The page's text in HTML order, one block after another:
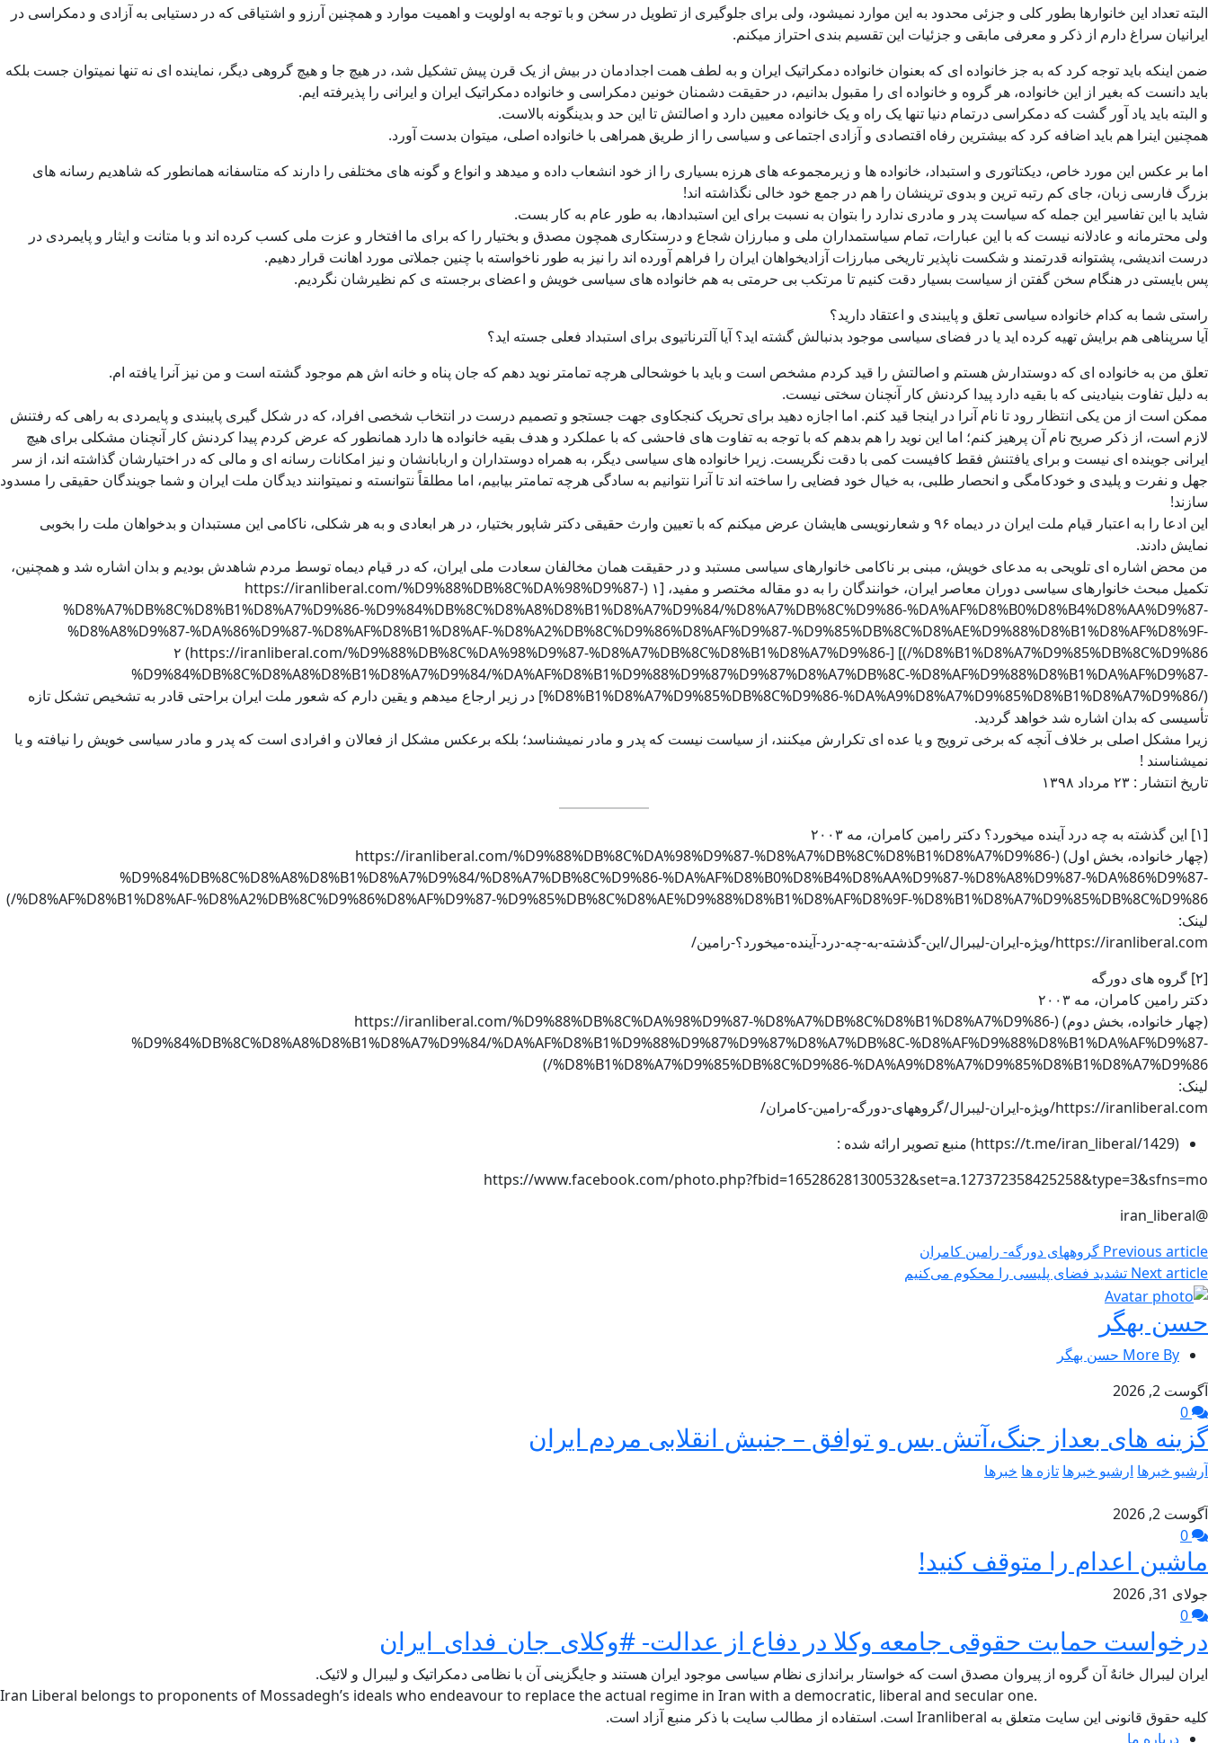
البته تعداد این خانوارها بطور کلی و جزئی محدود به این موارد نمیشود، ولی برای جلوگیری از تطویل در سخن و با توجه به اولویت و اهمیت موارد و همچنین آرزو و اشتیاقی که در دستیابی به آزادی و دمکراسی در
ایرانیان سراغ دارم از ذکر و معرفی مابقی و جزئیات این تقسیم بندی احتراز میکنم.
ضمن اینکه باید توجه کرد که به جز خانواده ای که بعنوان خانواده دمکراتیک ایران و به لطف همت اجدادمان در بیش از یک قرن پیش تشکیل شد، در هیچ جا و هیچ گروهی دیگر، نماینده ای نه تنها نمیتوان جست بلکه
باید دانست که بغیر از این خانواده، هر گروه و خانواده ای را مقبول بدانیم، در حقیقت دشمنان خونین دمکراسی و خانواده دمکراتیک ایران و ایرانی را پذیرفته ایم.
و البته باید یاد آور گشت که دمکراسی درتمام دنیا تنها یک راه و یک خانواده معیین دارد و اصالتش تا این حد و بدینگونه بالاست.
همچنین اینرا هم باید اضافه کرد که بیشترین رفاه اقتصادی و آزادی اجتماعی و سیاسی را از طریق همراهی با خانواده اصلی، میتوان بدست آورد.
اما بر عکس این مورد خاص، دیکتاتوری و استبداد، خانواده ها و زیرمجموعه های هرزه بسیاری را از خود انشعاب داده و میدهد و انواع و گونه های مختلفی را دارند که متاسفانه همانطور که شاهدیم رسانه های
بزرگ فارسی زبان، جای کم رتبه ترین و بدوی ترینشان را هم در جمع خود خالی نگذاشته اند!
شاید با این تفاسیر این جمله که سیاست پدر و مادری ندارد را بتوان به نسبت برای این استبدادها، به طور عام به کار بست.
ولی محترمانه و عادلانه نیست که با این عبارات، تمام سیاستمداران ملی و مبارزان شجاع و درستکاری همچون مصدق و بختیار را که برای ما افتخار و عزت ملی کسب کرده اند و با متانت و ایثار و پایمردی در
درست اندیشی، پشتوانه قدرتمند و شکست ناپذیر تاریخی مبارزات آزادیخواهان ایران را فراهم آورده اند را نیز به طور ناخواسته با چنین جملاتی مورد اهانت قرار دهیم.
پس بایستی در هنگام سخن گفتن از سیاست بسیار دقت کنیم تا مرتکب بی حرمتی به هم خانواده های سیاسی خویش و اعضای برجسته ی کم نظیرشان نگردیم.
راستی شما به کدام خانواده سیاسی تعلق و پایبندی و اعتقاد دارید؟
آیا سرپناهی هم برایش تهیه کرده اید یا در فضای سیاسی موجود بدنبالش گشته اید؟ آیا آلترناتیوی برای استبداد فعلی جسته اید؟
تعلق من به خانواده ای که دوستدارش هستم و اصالتش را قید کردم مشخص است و باید با خوشحالی هرچه تمامتر نوید دهم که جان پناه و خانه اش هم موجود گشته است و من نیز آنرا یافته ام.
به دلیل تفاوت بنیادینی که با بقیه دارد پیدا کردنش کار آنچنان سختی نیست.
ممکن است از من یکی انتظار رود تا نام آنرا در اینجا قید کنم. اما اجازه دهید برای تحریک کنجکاوی جهت جستجو و تصمیم درست در انتخاب شخصی افراد، که در شکل گیری پایبندی و پایمردی به راهی که رفتنش
لازم است، از ذکر صریح نام آن پرهیز کنم؛ اما این نوید را هم بدهم که با توجه به تفاوت های فاحشی که با عملکرد و هدف بقیه خانواده ها دارد همانطور که عرض کردم پیدا کردنش کار آنچنان مشکلی برای هیچ
ایرانی جوینده ای نیست و برای یافتنش فقط کافیست کمی با دقت نگریست. زیرا خانواده های سیاسی دیگر، به همراه دوستداران و اربابانشان و نیز امکانات رسانه ای و مالی که در اختیارشان گذاشته اند، از سر
جهل و نفرت و پلیدی و خودکامگی و انحصار طلبی، به خیال خود فضایی را ساخته اند تا آنرا نتوانیم به سادگی هرچه تمامتر بیابیم، اما مطلقاً نتوانسته و نمیتوانند دیدگان ملت ایران و شما جویندگان حقیقی را مسدود
سازند!
این ادعا را به اعتبار قیام ملت ایران در دیماه ۹۶ و شعارنویسی هایشان عرض میکنم که با تعیین وارث حقیقی دکتر شاپور بختیار، در هر ابعادی و به هر شکلی، ناکامی این مستبدان و بدخواهان ملت را بخوبی
نمایش دادند.
من محض اشاره ای تلویحی به مدعای خویش، مبنی بر ناکامی خانوارهای سیاسی مستبد و در حقیقت همان مخالفان سعادت ملی ایران، که در قیام دیماه توسط مردم شاهدش بودیم و بدان اشاره شد و همچنین،
تکمیل مبحث خانوارهای سیاسی دوران معاصر ایران، خوانندگان را به دو مقاله مختصر و مفید، [۱ (https://iranliberal.com/%D9%88%DB%8C%DA%98%D9%87-
%D8%A7%DB%8C%D8%B1%D8%A7%D9%86-%D9%84%DB%8C%D8%A8%D8%B1%D8%A7%D9%84/%D8%A7%DB%8C%D9%86-%DA%AF%D8%B0%D8%B4%D8%AA%D9%87-
%D8%A8%D9%87-%DA%86%D9%87-%D8%AF%D8%B1%D8%AF-%D8%A2%DB%8C%D9%86%D8%AF%D9%87-%D9%85%DB%8C%D8%AE%D9%88%D8%B1%D8%AF%D8%9F-
%D8%B1%D8%A7%D9%85%DB%8C%D9%86/)] [۲ (https://iranliberal.com/%D9%88%DB%8C%DA%98%D9%87-%D8%A7%DB%8C%D8%B1%D8%A7%D9%86-
%D9%84%DB%8C%D8%A8%D8%B1%D8%A7%D9%84/%DA%AF%D8%B1%D9%88%D9%87%D9%87%D8%A7%DB%8C-%D8%AF%D9%88%D8%B1%DA%AF%D9%87-
%D8%B1%D8%A7%D9%85%DB%8C%D9%86-%DA%A9%D8%A7%D9%85%D8%B1%D8%A7%D9%86/)] در زیر ارجاع میدهم و یقین دارم که شعور ملت ایران براحتی قادر به تشخیص تشکل تازه
تأسیسی که بدان اشاره شد خواهد گردید.
زیرا مشکل اصلی بر خلاف آنچه که برخی ترویج و یا عده ای تکرارش میکنند، از سیاست نیست که پدر و مادر نمیشناسد؛ بلکه برعکس مشکل از فعالان و افرادی است که پدر و مادر سیاسی خویش را نیافته و یا
نمیشناسند !
تاریخ انتشار : ۲۳ مرداد ۱۳۹۸
[۱] این گذشته به چه درد آینده میخورد؟ دکتر رامین کامران، مه ۲۰۰۳
(چهار خانواده، بخش اول) (https://iranliberal.com/%D9%88%DB%8C%DA%98%D9%87-%D8%A7%DB%8C%D8%B1%D8%A7%D9%86-
%D9%84%DB%8C%D8%A8%D8%B1%D8%A7%D9%84/%D8%A7%DB%8C%D9%86-%DA%AF%D8%B0%D8%B4%D8%AA%D9%87-%D8%A8%D9%87-%DA%86%D9%87-
%D8%AF%D8%B1%D8%AF-%D8%A2%DB%8C%D9%86%D8%AF%D9%87-%D9%85%DB%8C%D8%AE%D9%88%D8%B1%D8%AF%D8%9F-%D8%B1%D8%A7%D9%85%DB%8C%D9%86/)
لینک:
https://iranliberal.com/ویژه-ایران-لیبرال/این-گذشته-به-چه-درد-آینده-میخورد؟-رامین/
[۲] گروه های دورگه
دکتر رامین کامران، مه ۲۰۰۳
(چهار خانواده، بخش دوم) (https://iranliberal.com/%D9%88%DB%8C%DA%98%D9%87-%D8%A7%DB%8C%D8%B1%D8%A7%D9%86-
%D9%84%DB%8C%D8%A8%D8%B1%D8%A7%D9%84/%DA%AF%D8%B1%D9%88%D9%87%D9%87%D8%A7%DB%8C-%D8%AF%D9%88%D8%B1%DA%AF%D9%87-
%D8%B1%D8%A7%D9%85%DB%8C%D9%86-%DA%A9%D8%A7%D9%85%D8%B1%D8%A7%D9%86/)
لینک:
https://iranliberal.com/ویژه-ایران-لیبرال/گروههای-دورگه-رامین-کامران/
(https://t.me/iran_liberal/1429) منبع تصویر ارائه شده :
https://www.facebook.com/photo.php?fbid=165286281300532&set=a.127372358425258&type=3&sfns=mo
@iran_liberal
Previous article گروههای دورگه- رامین کامران
Next article تشدید فضای پلیسی را محکوم می‌کنیم
حسن بهگر
More By حسن بهگر
آگوست 2, 2026
گزینه های بعداز جنگ،آتش بس و توافق – جنبش انقلابی مردم ایران
آرشیو خبرها ارشیو خبرها تازه ها خبرها
آگوست 2, 2026
ماشین اعدام را متوقف کنید!
جولای 31, 2026
درخواست حمایت حقوقی جامعه وکلا در دفاع از عدالت- #وکلای_جان_فدای_ایران
ایران لیبرال خانهٌ آن گروه از پیروان مصدق است که خواستار براندازی نظام سیاسی موجود ایران هستند و جایگزینی آن با نظامی دمکراتیک و لیبرال و لائیک.
Iran Liberal belongs to proponents of Mossadegh’s ideals who endeavour to replace the actual regime in Iran with a democratic, liberal and secular one.
کلیه حقوق قانونی این سایت متعلق به Iranliberal است. استفاده از مطالب سایت با ذکر منبع آزاد است.
درباره ما